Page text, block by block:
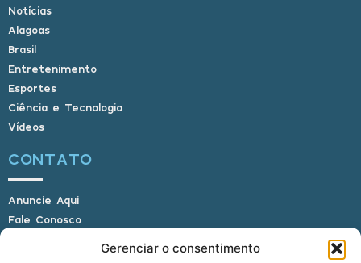
Gerenciar o consentimento
Notícias
Alagoas
Brasil
Entretenimento
Esportes
Ciência e Tecnologia
Vídeos
CONTATO
Anuncie Aqui
Fale Conosco